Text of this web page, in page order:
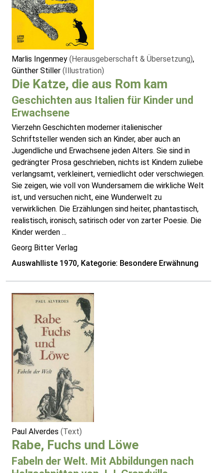
Marlis Ingenmey (Herausgeberschaft & Übersetzung),
Günther Stiller (Illustration)
Die Katze, die aus Rom kam
Geschichten aus Italien für Kinder und
Erwachsene
Vierzehn Geschichten moderner italienischer
Schriftsteller wenden sich an Kinder, aber auch an
Jugendliche und Erwachsene jeden Alters. Sie sind in
gedrängter Prosa geschrieben, nichts ist Kindern zuliebe
verlangsamt, verkleinert, verniedlicht oder verschwiegen.
Sie zeigen, wie voll von Wundersamem die wirkliche Welt
ist, und versuchen nicht, eine Wunderwelt zu
verwirklichen. Die Erzählungen sind heiter, phantastisch,
realistisch, ironisch, satirisch oder von zarter Poesie. Die
Kinder werden ...
Georg Bitter Verlag
Auswahlliste 1970, Kategorie: Besondere Erwähnung
Paul Alverdes (Text)
Rabe, Fuchs und Löwe
Fabeln der Welt. Mit Abbildungen nach